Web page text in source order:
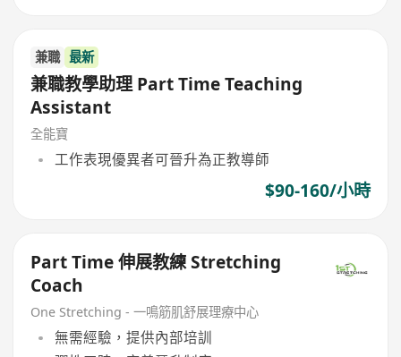
兼職 最新
兼職教學助理 Part Time Teaching
Assistant
全能寶
工作表現優異者可晉升為正教導師
$90-160/小時
Part Time 伸展教練 Stretching
Coach
One Stretching - 一鳴筋肌舒展理療中心
無需經驗，提供內部培訓